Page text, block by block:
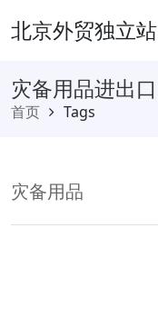
北京外贸独立站
灾备用品进出口
首页 Tags
灾备用品